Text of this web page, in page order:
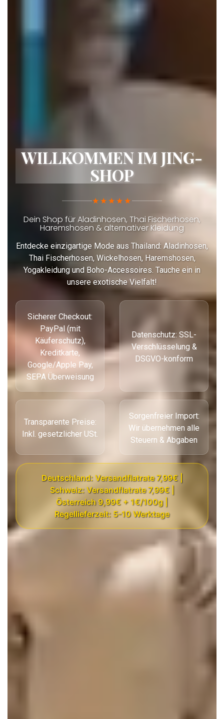
WILLKOMMEN IM JING-
SHOP
★★★★★
Dein Shop für Aladinhosen, Thai Fischerhosen,
Haremshosen & alternativer Kleidung
Entdecke einzigartige Mode aus Thailand: Aladinhosen,
Thai Fischerhosen, Wickelhosen, Haremshosen,
Yogakleidung und Boho-Accessoires. Tauche ein in
unsere exotische Vielfalt!
Sicherer Checkout:
PayPal (mit
Käuferschutz),
Kreditkarte,
Google/Apple Pay,
SEPA Überweisung
Datenschutz: SSL-
Verschlüsselung &
DSGVO-konform
Transparente Preise:
Inkl. gesetzlicher USt.
Sorgenfreier Import:
Wir übernehmen alle
Steuern & Abgaben
Deutschland: Versandflatrate 7,99€ |
Schweiz: Versandflatrate 7,99€ |
Österreich 9,99€ + 1€/100g |
Regellieferzeit: 5-10 Werktage